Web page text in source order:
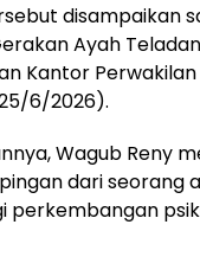
disampaikan
Ayah
Kantor Perwakilan
6/2026).
Wagub Reny
dari seorang
perkembangan